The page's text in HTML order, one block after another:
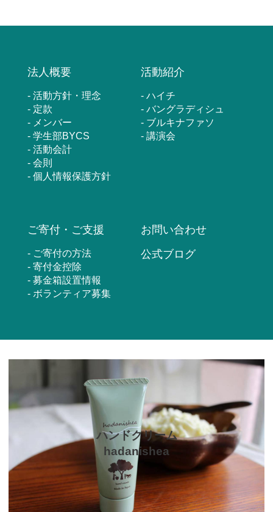
法人概要
活動方針・理念
定款
メンバー
学生部BYCS
活動会計
会則
個人情報保護方針
活動紹介
ハイチ
バングラディシュ
ブルキナファソ
講演会
ご寄付・ご支援
ご寄付の方法
寄付金控除
募金箱設置情報
ボランティア募集
お問い合わせ
公式ブログ
ハンドクリーム
hadanishea